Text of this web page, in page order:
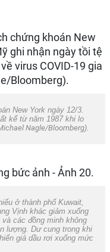
New York ngày 12/3.
kể từ năm 1987 khi lo
Nagle/Bloomberg).
ở thành phố Kuwait,
Vịnh khác giảm xuống
các đồng minh không
lượng. Dư cung trong khi
giá dầu rơi xuống mức